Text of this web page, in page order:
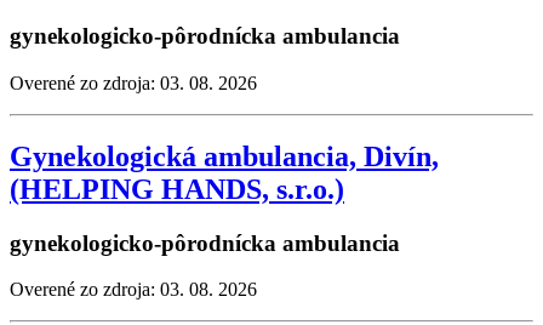
gynekologicko-pôrodnícka ambulancia
Overené zo zdroja: 03. 08. 2026
Gynekologická ambulancia, Divín,
(HELPING HANDS, s.r.o.)
gynekologicko-pôrodnícka ambulancia
Overené zo zdroja: 03. 08. 2026